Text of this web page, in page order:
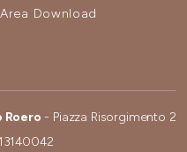
Area Download
Roero - Piazza Risorgimento 2